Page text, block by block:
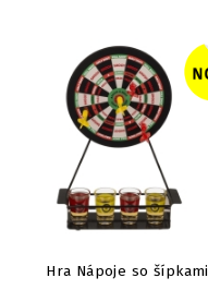
Hra Nápoje so šípkami